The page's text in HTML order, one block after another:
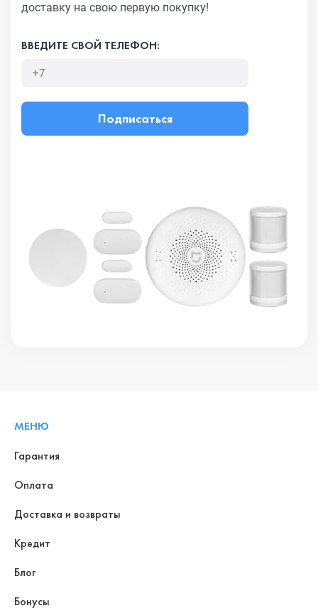
доставку на свою первую покупку!
ВВЕДИТЕ СВОЙ ТЕЛЕФОН:
Подписаться
МЕНЮ
Гарантия
Оплата
Доставка и возвраты
Кредит
Блог
Бонусы